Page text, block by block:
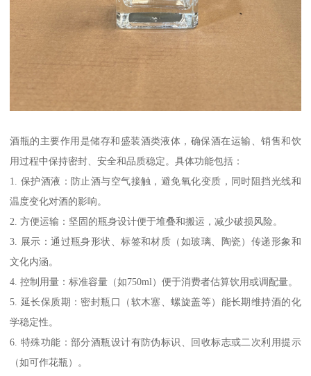
酒瓶的主要作用是储存和盛装酒类液体，确保酒在运输、销售和饮
用过程中保持密封、安全和品质稳定。具体功能包括：
1. 保护酒液：防止酒与空气接触，避免氧化变质，同时阻挡光线和
温度变化对酒的影响。
2. 方便运输：坚固的瓶身设计便于堆叠和搬运，减少破损风险。
3. 展示：通过瓶身形状、标签和材质（如玻璃、陶瓷）传递形象和
文化内涵。
4. 控制用量：标准容量（如750ml）便于消费者估算饮用或调配量。
5. 延长保质期：密封瓶口（软木塞、螺旋盖等）能长期维持酒的化
学稳定性。
6. 特殊功能：部分酒瓶设计有防伪标识、回收标志或二次利用提示
（如可作花瓶）。